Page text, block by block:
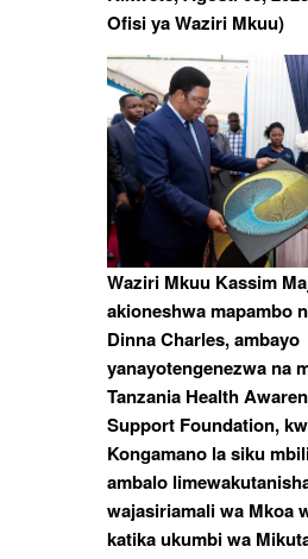
Ofisi ya Waziri Mkuu)
Waziri Mkuu Kassim
akioneshwa mapambo
Dinna Charles, ambayo
yanayotengenezwa na
Tanzania Health
Support Foundation,
Kongamano la siku
ambalo
wajasiriamali wa Mkoa
katika ukumbi wa